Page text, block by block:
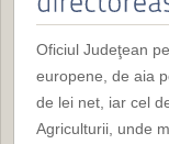
Oficiul Judeţean
europene, de aia
de lei net, iar cel
Agriculturii, unde